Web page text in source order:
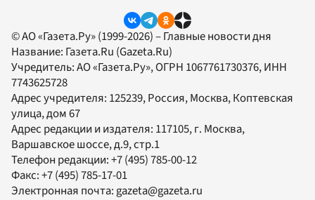
© АО «Газета.Ру» (1999-2026) – Главные новости дня
Название: Газета.Ru (Gazeta.Ru)
Учредитель:АО «Газета.Ру», ОГРН 1067761730376, ИНН
7743625728
Адрес учредителя: 125239, Россия, Москва, Коптевская
улица, дом 67
Адрес редакции и издателя: 117105, г. Москва,
Варшавское шоссе, д.9, стр.1
Телефон редакции:+7 (495) 785-00-12
Факс:+7 (495) 785-17-01
Электронная почта:gazeta@gazeta.ru